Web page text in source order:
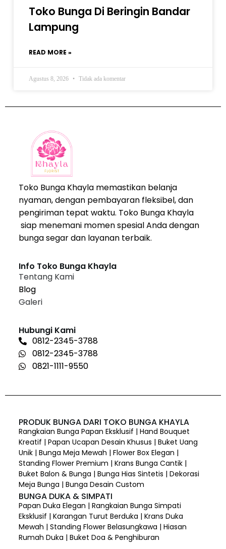
Toko Bunga Di Beringin Bandar
Lampung
READ MORE »
Agustus 8, 2026 Tidak ada komentar
Toko Bunga Khayla memastikan belanja
nyaman, dengan pembayaran fleksibel, dan
pengiriman tepat waktu. Toko Bunga Khayla
siap menemani momen spesial Anda dengan
bunga segar dan layanan terbaik.
Info Toko Bunga Khayla
Tentang Kami
Blog
Galeri
Hubungi Kami
0812-2345-3788
0812-2345-3788
0821-1111-9550
PRODUK BUNGA DARI TOKO BUNGA KHAYLA
Rangkaian Bunga Papan Eksklusif | Hand Bouquet
Kreatif | Papan Ucapan Desain Khusus | Buket Uang
Unik | Bunga Meja Mewah | Flower Box Elegan |
Standing Flower Premium | Krans Bunga Cantik |
Buket Balon & Bunga | Bunga Hias Sintetis | Dekorasi
Meja Bunga | Bunga Desain Custom
BUNGA DUKA & SIMPATI
Papan Duka Elegan | Rangkaian Bunga Simpati
Eksklusif | Karangan Turut Berduka | Krans Duka
Mewah | Standing Flower Belasungkawa | Hiasan
Rumah Duka | Buket Doa & Penghiburan